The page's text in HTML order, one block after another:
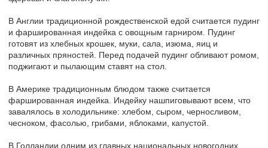
В Англии традиционной рождественской едой считается пудинг
и фаршированная индейка с овощным гарниром. Пудинг
готовят из хлебных крошек, муки, сала, изюма, яиц и
различных пряностей. Перед подачей пудинг обливают ромом,
поджигают и пылающим ставят на стол.
В Америке традиционным блюдом также считается
фаршированная индейка. Индейку нашпиговывают всем, что
завалялось в холодильнике: хлебом, сыром, черносливом,
чесноком, фасолью, грибами, яблоками, капустой.
В Голландии одним из главных национальных новогодних